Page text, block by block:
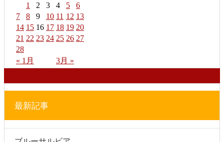
« 1月 3月 »
1 2 3 4 5
6
7
8 9 10 11 12 13
14 15 16 17 18 19 20
21 22 23 24 25 26 27
28
最新記事